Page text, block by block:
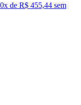
x de R$ 455,44 sem